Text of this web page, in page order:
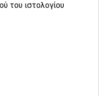
του ιστολογίου